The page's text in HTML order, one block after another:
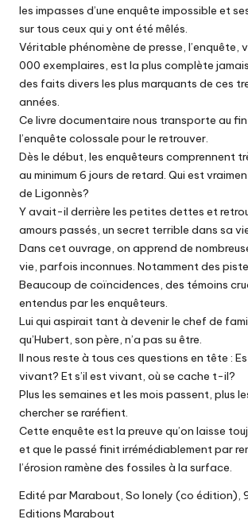
les impasses d’une enquête impossible et
sur tous ceux qui y ont été mêlés.
Véritable phénomène de presse, l’enquête,
000 exemplaires, est la plus complète jamais
des faits divers les plus marquants de ces
années.
Ce livre documentaire nous transporte au
l’enquête colossale pour le retrouver.
Dès le début, les enquêteurs comprennent
au minimum 6 jours de retard. Qui est
de Ligonnès?
Y avait-il derrière les petites dettes et
amours passés, un secret terrible dans sa
Dans cet ouvrage, on apprend de
vie, parfois inconnues. Notamment des
Beaucoup de coïncidences, des témoins
entendus par les enquêteurs.
Lui qui aspirait tant à devenir le chef de
qu’Hubert, son père, n’a pas su être.
Il nous reste à tous ces questions en tête :
vivant? Et s’il est vivant, où se cache t-il?
Plus les semaines et les mois passent, plus
chercher se raréfient.
Cette enquête est la preuve qu’on laisse
et que le passé finit irrémédiablement par
l’érosion ramène des fossiles à la surface.
Edité par Marabout, So lonely (co édition),
Editions Marabout